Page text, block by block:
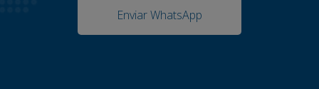
Enviar WhatsApp